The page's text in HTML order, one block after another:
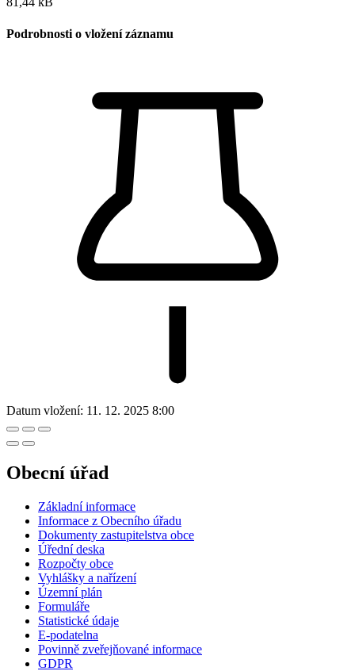
Podrobnosti o vložení záznamu
Datum vložení: 11. 12. 2025 8:00
Obecní úřad
Základní informace
Informace z Obecního úřadu
Dokumenty zastupitelstva obce
Úřední deska
Rozpočty obce
Vyhlášky a nařízení
Územní plán
Formuláře
Statistické údaje
E-podatelna
Povinně zveřejňované informace
GDPR